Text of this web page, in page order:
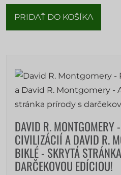
PRIDAŤ DO KOŠÍKA
DAVID R. MONTGOMERY
CIVILIZÁCIÍ A DAVID R.
BIKLÉ - SKRYTÁ
DARČEKOVOU EDÍCIOU!